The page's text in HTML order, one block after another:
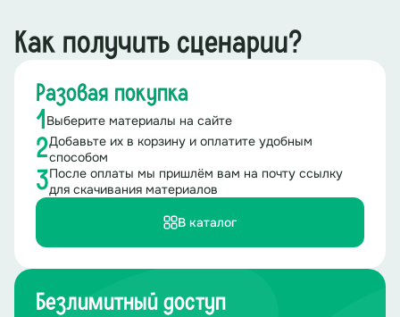
Как получить сценарии?
Разовая покупка
1 Выберите материалы на сайте
2Добавьте их в корзину и оплатите удобным
способом
3После оплаты мы пришлём вам на почту ссылку
для скачивания материалов
В каталог
Безлимитный доступ